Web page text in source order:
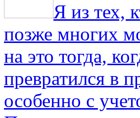
Я из тех,
позже многих
на это тогда,
превратился в
особенно с